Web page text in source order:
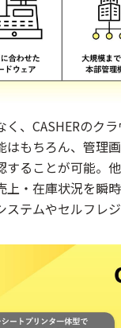
く、CASHERのク
はもちろん、管理
することが可能。
上・在庫状況を瞬
ステムやセルフレ